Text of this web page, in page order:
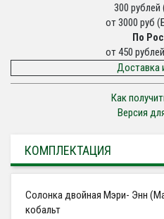
300
от 3000 руб
По
от 450
Доставка
Как
Версия
КОМПЛЕКТАЦИЯ
Солонка двойная Мэри- Энн
кобальт